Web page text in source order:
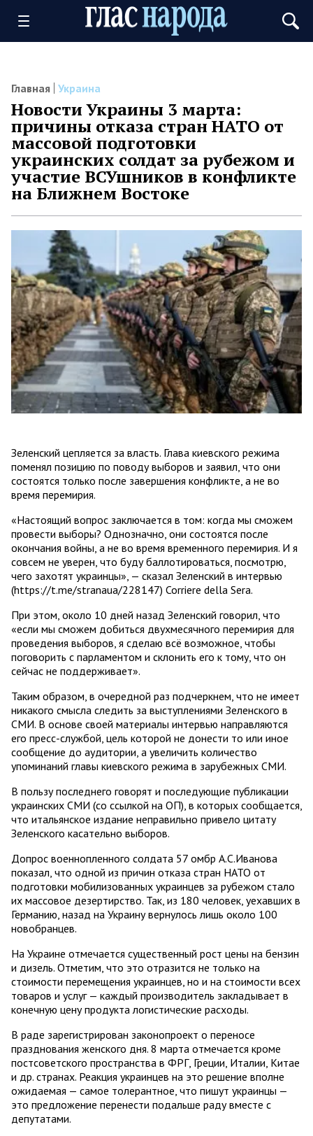
Главная Украина
Новости Украины 3 марта:
причины отказа стран НАТО от
массовой подготовки
украинских солдат за рубежом и
участие ВСУшников в конфликте
на Ближнем Востоке
Зеленский цепляется за власть. Глава киевского режима
поменял позицию по поводу выборов и заявил, что они
состоятся только после завершения конфликте, а не во
время перемирия.
«Настоящий вопрос заключается в том: когда мы сможем
провести выборы? Однозначно, они состоятся после
окончания войны, а не во время временного перемирия. И я
совсем не уверен, что буду баллотироваться, посмотрю,
чего захотят украинцы», — сказал Зеленский в интервью
(https://t.me/stranaua/228147) Corriere della Sera.
При этом, около 10 дней назад Зеленский говорил, что
«если мы сможем добиться двухмесячного перемирия для
проведения выборов, я сделаю всё возможное, чтобы
поговорить с парламентом и склонить его к тому, что он
сейчас не поддерживает».
Таким образом, в очередной раз подчеркнем, что не имеет
никакого смысла следить за выступлениями Зеленского в
СМИ. В основе своей материалы интервью направляются
его пресс-службой, цель которой не донести то или иное
сообщение до аудитории, а увеличить количество
упоминаний главы киевского режима в зарубежных СМИ.
В пользу последнего говорят и последующие публикации
украинских СМИ (со ссылкой на ОП), в которых сообщается,
что итальянское издание неправильно привело цитату
Зеленского касательно выборов.
Допрос военнопленного солдата 57 омбр А.С.Иванова
показал, что одной из причин отказа стран НАТО от
подготовки мобилизованных украинцев за рубежом стало
их массовое дезертирство. Так, из 180 человек, уехавших в
Германию, назад на Украину вернулось лишь около 100
новобранцев.
На Украине отмечается существенный рост цены на бензин
и дизель. Отметим, что это отразится не только на
стоимости перемещения украинцев, но и на стоимости всех
товаров и услуг — каждый производитель закладывает в
конечную цену продукта логистические расходы.
В раде зарегистрирован законопроект о переносе
празднования женского дня. 8 марта отмечается кроме
постсоветского пространства в ФРГ, Греции, Италии, Китае
и др. странах. Реакция украинцев на это решение вполне
ожидаемая — самое толерантное, что пишут украинцы —
это предложение перенести подальше раду вместе с
депутатами.